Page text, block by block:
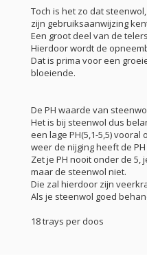
Toch is het zo dat
zijn gebruiksaanwijzing
Een groot deel van de
Hierdoor wordt de
Dat is prima voor een
bloeiende.
De PH waarde van
Het is bij steenwol dus
een lage PH(5,1-5,5)
weer de nijging heeft de
Zet je PH nooit onder de 5,
maar de steenwol niet.
Die zal hierdoor zijn
Als je steenwol goed
18 trays per doos